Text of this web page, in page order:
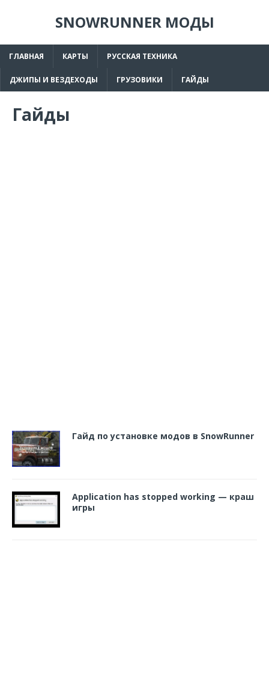
SNOWRUNNER МОДЫ
ГЛАВНАЯ КАРТЫ РУССКАЯ ТЕХНИКА
ДЖИПЫ И ВЕЗДЕХОДЫ ГРУЗОВИКИ ГАЙДЫ
Гайды
Гайд по установке модов в SnowRunner
Application has stopped working — краш
игры